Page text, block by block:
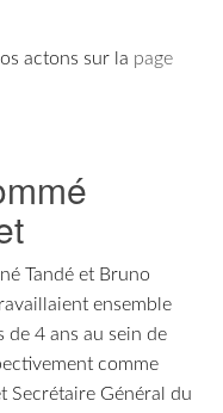
actons sur la page
Tandé et Bruno
ensemble
de 4 ans au sein de
comme
Secrétaire Général du